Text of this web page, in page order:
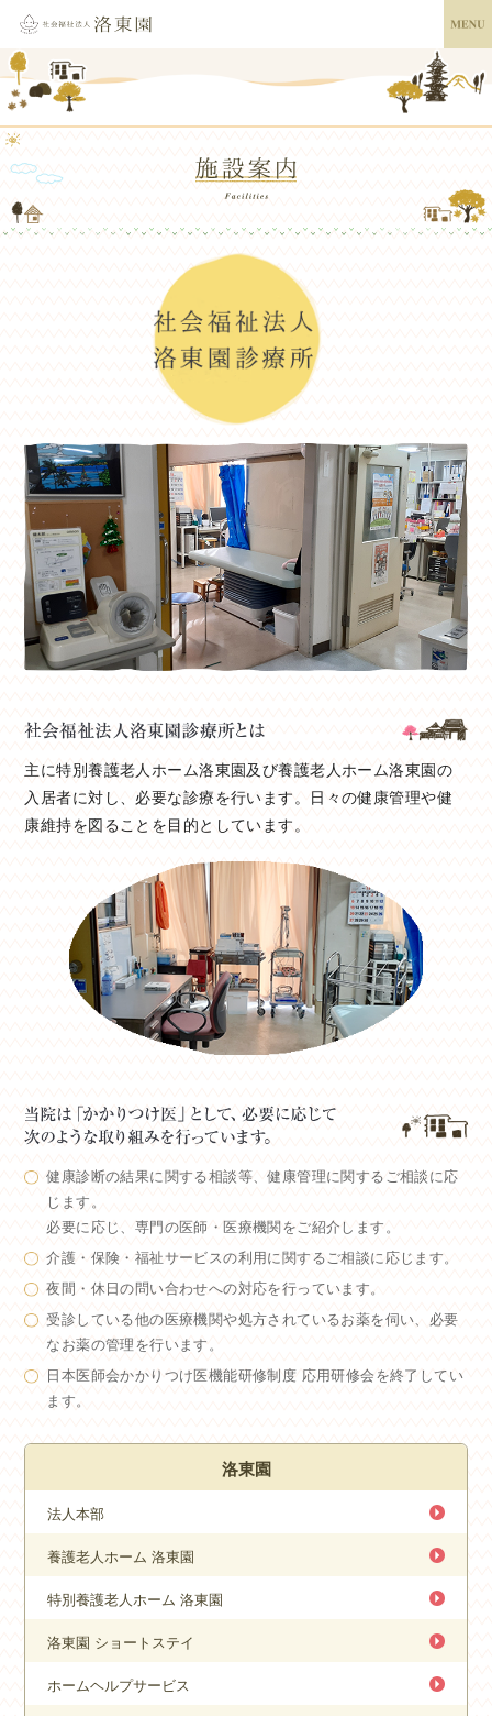
主に特別養護老人ホーム洛東園及び養護老人ホーム洛東園の
入居者に対し、必要な診療を行います。日々の健康管理や健
康維持を図ることを目的としています。
健康診断の結果に関する相談等、健康管理に関するご相談に応
じます。
必要に応じ、専門の医師・医療機関をご紹介します。
介護・保険・福祉サービスの利用に関するご相談に応じます。
夜間・休日の問い合わせへの対応を行っています。
受診している他の医療機関や処方されているお薬を伺い、必要
なお薬の管理を行います。
日本医師会かかりつけ医機能研修制度 応用研修会を終了してい
ます。
洛東園
法人本部
養護老人ホーム 洛東園
特別養護老人ホーム 洛東園
洛東園 ショートステイ
ホームヘルプサービス